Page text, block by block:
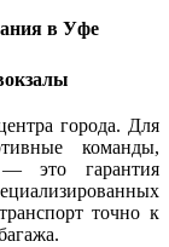
в Уфе
города. Для
команды,
— это гарантия
точно к